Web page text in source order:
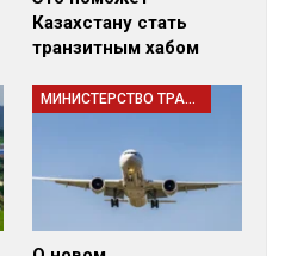
Казахстану стать
транзитным хабом
МИНИСТЕРСТВО ТРАНСПОРТА РК